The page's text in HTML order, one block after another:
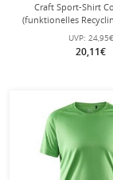
Craft Sport-Shirt
(funktionelles
fluorot
UVP: 24,95€
20,11€